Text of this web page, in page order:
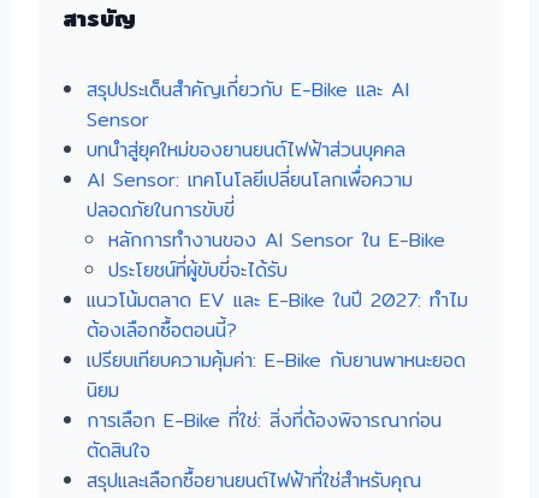
สารบัญ
สรุปประเด็นสำคัญเกี่ยวกับ E-Bike และ AI
Sensor
บทนำสู่ยุคใหม่ของยานยนต์ไฟฟ้าส่วนบุคคล
AI Sensor: เทคโนโลยีเปลี่ยนโลกเพื่อความ
ปลอดภัยในการขับขี่
หลักการทำงานของ AI Sensor ใน E-Bike
ประโยชน์ที่ผู้ขับขี่จะได้รับ
แนวโน้มตลาด EV และ E-Bike ในปี 2027: ทำไม
ต้องเลือกซื้อตอนนี้?
เปรียบเทียบความคุ้มค่า: E-Bike กับยานพาหนะยอด
นิยม
การเลือก E-Bike ที่ใช่: สิ่งที่ต้องพิจารณาก่อน
ตัดสินใจ
สรุปและเลือกซื้อยานยนต์ไฟฟ้าที่ใช่สำหรับคุณ